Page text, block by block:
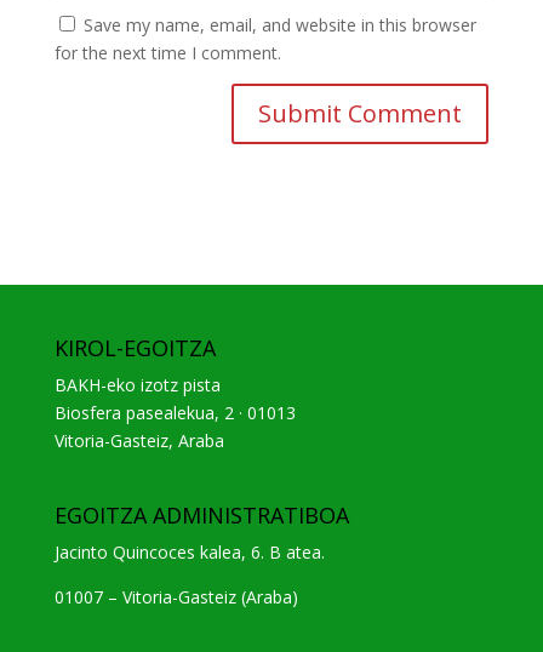
Save my name, email, and website in this browser
for the next time I comment.
KIROL-EGOITZA
BAKH-eko izotz pista
Biosfera pasealekua, 2 · 01013
Vitoria-Gasteiz, Araba
EGOITZA ADMINISTRATIBOA
Jacinto Quincoces kalea, 6. B atea.
01007 – Vitoria-Gasteiz (Araba)